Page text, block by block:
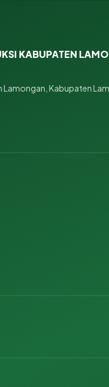
KABUPATEN
Kabupaten